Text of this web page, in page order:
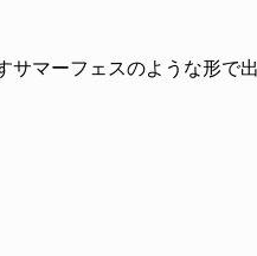
マーフェスのような形で